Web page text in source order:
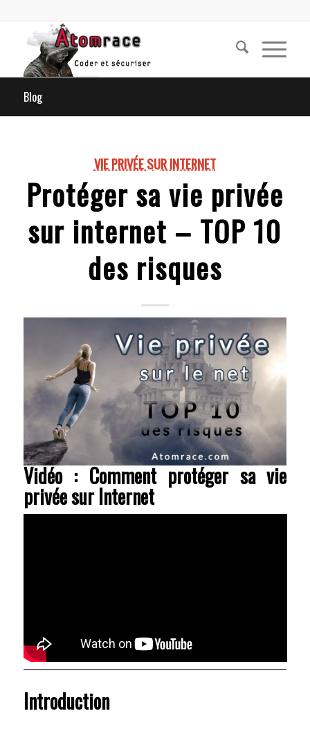
Blog
VIE PRIVÉE SUR INTERNET
Protéger sa vie privée
sur internet – TOP 10
des risques
Vidéo : Comment protéger sa vie
privée sur Internet
Introduction